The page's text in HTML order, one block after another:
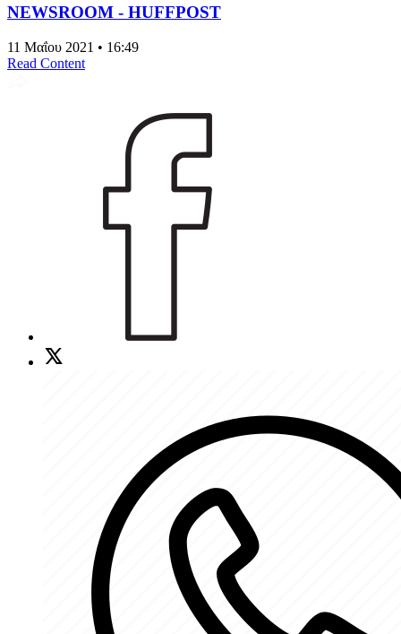
NEWSROOM - HUFFPOST
11 Μαΐου 2021 • 16:49
Read Content